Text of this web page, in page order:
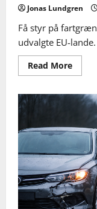
Jonas Lundgren
Få styr på
udvalgte EU-
Read MoreRead
more
med
trailer
regler
og
EU-
lande